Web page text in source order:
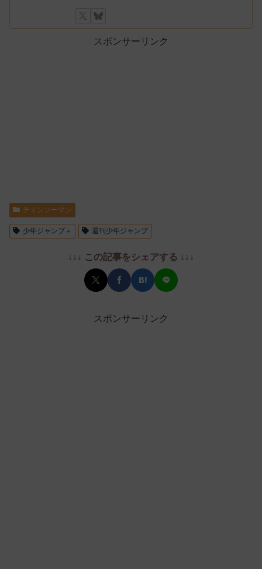
スポンサーリンク
チェンソーマン
少年ジャンプ＋ 週刊少年ジャンプ
↓↓↓ この記事をシェアする ↓↓↓
スポンサーリンク